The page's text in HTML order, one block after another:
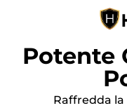
Potente
Raffredda la